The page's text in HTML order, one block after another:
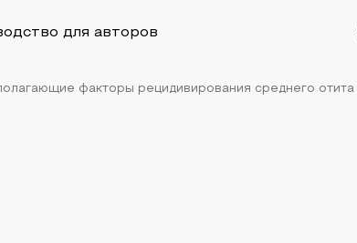
для авторов
факторы рецидивирования среднего